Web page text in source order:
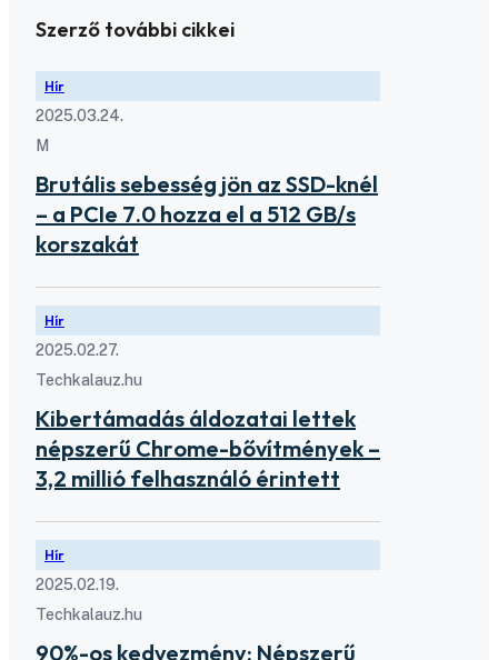
Szerző további cikkei
Hír
2025.03.24.
M
Brutális sebesség jön az SSD-knél
– a PCIe 7.0 hozza el a 512 GB/s
korszakát
Hír
2025.02.27.
Techkalauz.hu
Kibertámadás áldozatai lettek
népszerű Chrome-bővítmények –
3,2 millió felhasználó érintett
Hír
2025.02.19.
Techkalauz.hu
90%-os kedvezmény: Népszerű